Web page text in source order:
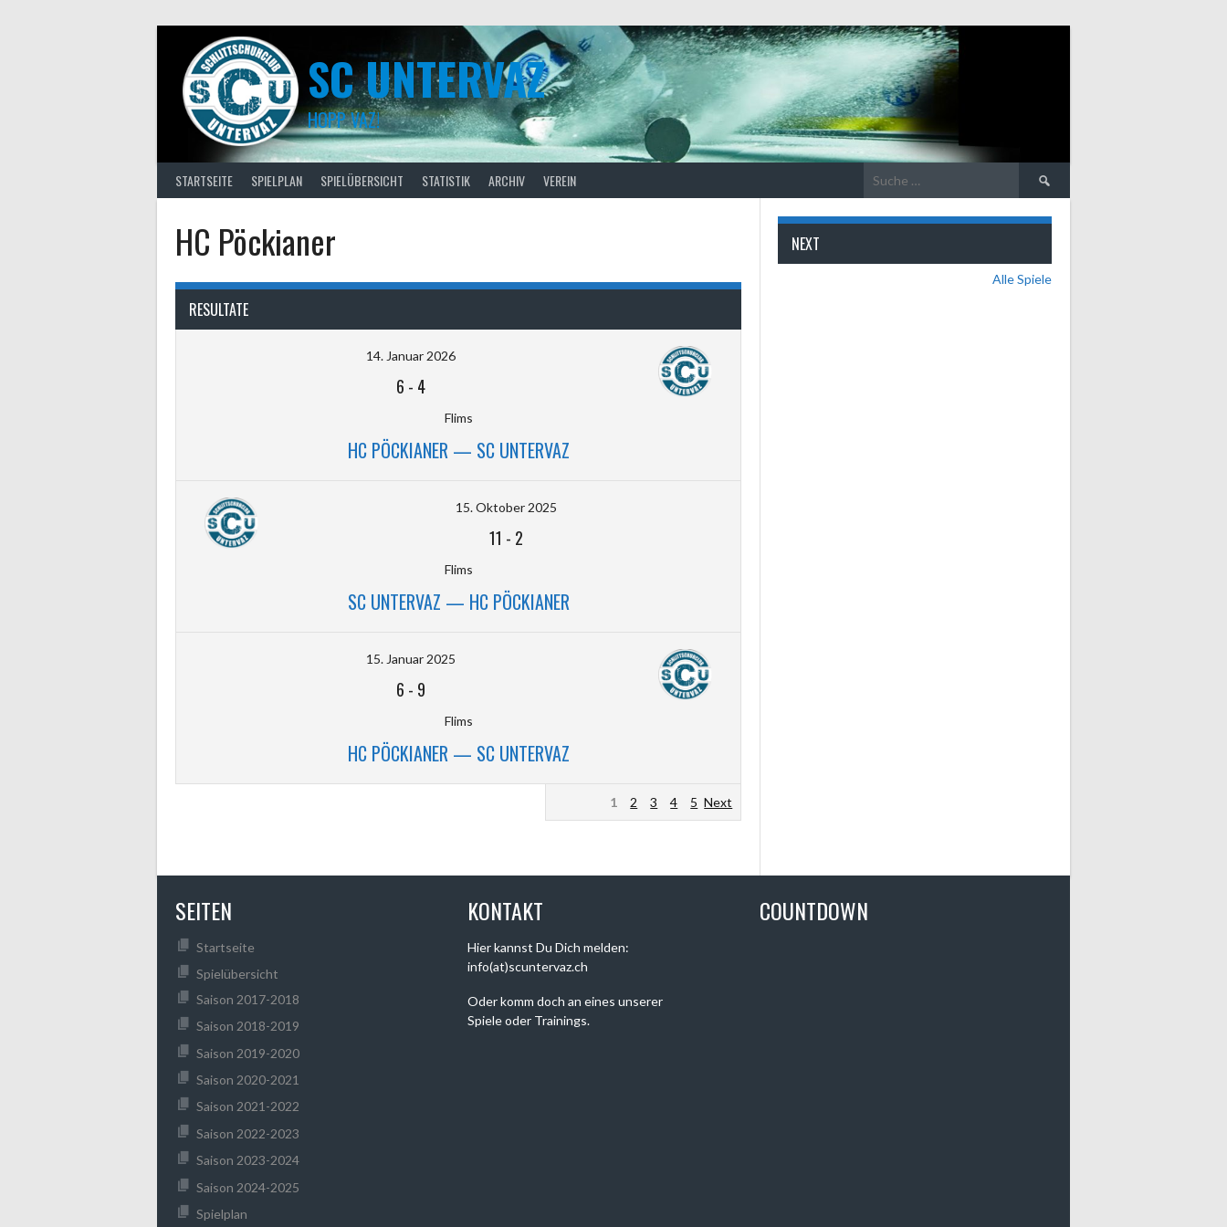
SC UNTERVAZ
HOPP VAZ!
STARTSEITE SPIELPLAN SPIELÜBERSICHT STATISTIK ARCHIV VEREIN
Suche
nach:
HC Pöckianer
RESULTATE
14. Januar 2026
6 - 4
Flims
HC PÖCKIANER — SC UNTERVAZ
15. Oktober 2025
11 - 2
Flims
SC UNTERVAZ — HC PÖCKIANER
15. Januar 2025
6 - 9
Flims
HC PÖCKIANER — SC UNTERVAZ
1 2 3 4 5 Next
NEXT
Alle Spiele
SEITEN
Startseite
Spielübersicht
Saison 2017-2018
Saison 2018-2019
Saison 2019-2020
Saison 2020-2021
Saison 2021-2022
Saison 2022-2023
Saison 2023-2024
Saison 2024-2025
Spielplan
KONTAKT
Hier kannst Du Dich melden:
info(at)scuntervaz.ch
Oder komm doch an eines unserer
Spiele oder Trainings.
COUNTDOWN